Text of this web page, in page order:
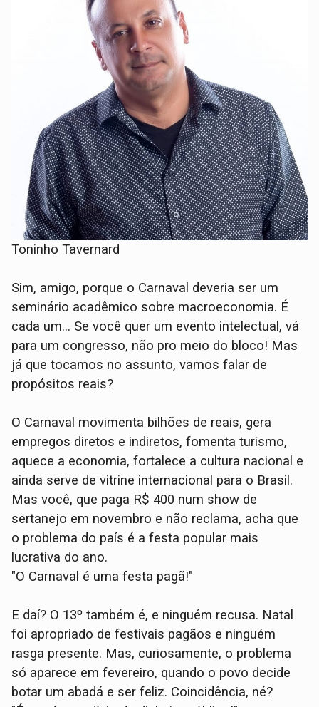
Toninho Tavernard
Sim, amigo, porque o Carnaval deveria ser um
seminário acadêmico sobre macroeconomia. É
cada um… Se você quer um evento intelectual, vá
para um congresso, não pro meio do bloco! Mas
já que tocamos no assunto, vamos falar de
propósitos reais?
O Carnaval movimenta bilhões de reais, gera
empregos diretos e indiretos, fomenta turismo,
aquece a economia, fortalece a cultura nacional e
ainda serve de vitrine internacional para o Brasil.
Mas você, que paga R$ 400 num show de
sertanejo em novembro e não reclama, acha que
o problema do país é a festa popular mais
lucrativa do ano.
"O Carnaval é uma festa pagã!"
E daí? O 13º também é, e ninguém recusa. Natal
foi apropriado de festivais pagãos e ninguém
rasga presente. Mas, curiosamente, o problema
só aparece em fevereiro, quando o povo decide
botar um abadá e ser feliz. Coincidência, né?